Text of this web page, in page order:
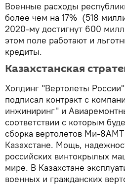
Военные расходы
более чем на 17% (518
2020-му достигнут 600
этом поле работают и
кредиты.
Казахстанская
Холдинг "Вертолеты
подписал контракт с
инжиниринг" и
соответствии с которым
сборка вертолетов Ми-8АМТ
Казахстане. Мощь,
российских винтокрылых
мире. В Казахстане
военных и гражданских